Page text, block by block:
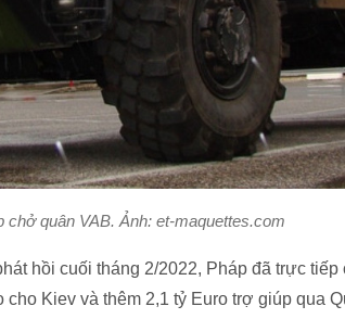
chở quân VAB. Ảnh: et-maquettes.com
hồi cuối tháng 2/2022, Pháp đã trực
Kiev và thêm 2,1 tỷ Euro trợ giúp qua